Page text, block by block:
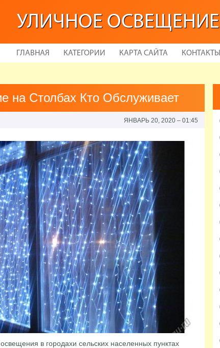
УЛИЧНОЕ ОСВЕЩЕНИЕ
ГЛАВНАЯ КАТЕГОРИИ КАРТА САЙТА КОНТАКТЫ
на Столбах Кто Обслуживает
ЯНВАРЬ 20, 2020 – 01:45
в городахи сельских населенных пунктах